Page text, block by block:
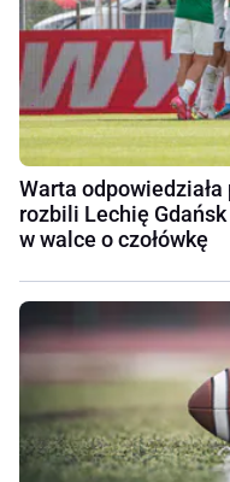
Warta
rozbili Lechię
w walce o czołówkę